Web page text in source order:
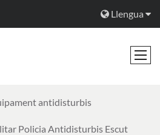
Llengua
antidisturbis
Policia Antidisturbis Escut